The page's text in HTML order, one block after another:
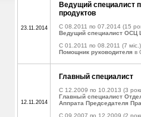
23.11.2014
Ведущий специалист
продуктов
C 08.2011 по 07.2014 (15
Ведущий специалист ОСЦ
C 01.2011 по 08.2011 (7 міс.)
Помощник руководителя в
12.11.2014
Главный специалист
C 12.2009 по 10.2013 (3
Главный специалист
Аппрата Председателя
C 09.2007 по 12.2009 (2